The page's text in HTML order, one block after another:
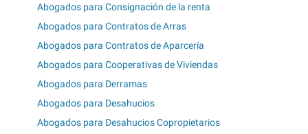
Abogados para Consignación de la renta
Abogados para Contratos de Arras
Abogados para Contratos de Aparcería
Abogados para Cooperativas de Viviendas
Abogados para Derramas
Abogados para Desahucios
Abogados para Desahucios Copropietarios